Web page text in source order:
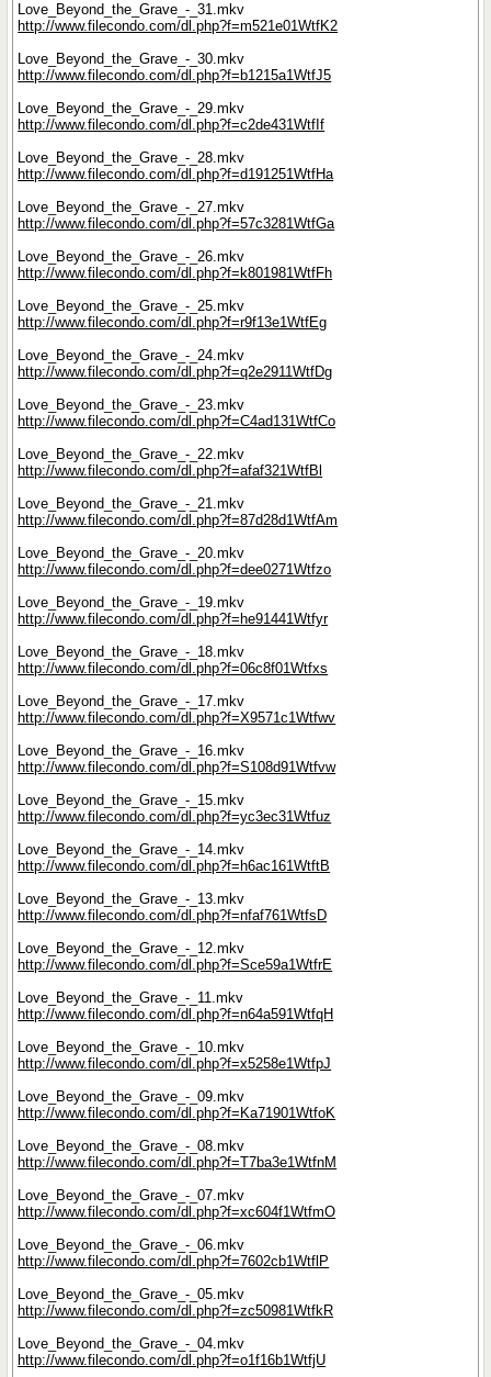
Love_Beyond_the_Grave_-_31.mkv
http://www.filecondo.com/dl.php?f=m521e01WtfK2
Love_Beyond_the_Grave_-_30.mkv
http://www.filecondo.com/dl.php?f=b1215a1WtfJ5
Love_Beyond_the_Grave_-_29.mkv
http://www.filecondo.com/dl.php?f=c2de431WtfIf
Love_Beyond_the_Grave_-_28.mkv
http://www.filecondo.com/dl.php?f=d191251WtfHa
Love_Beyond_the_Grave_-_27.mkv
http://www.filecondo.com/dl.php?f=57c3281WtfGa
Love_Beyond_the_Grave_-_26.mkv
http://www.filecondo.com/dl.php?f=k801981WtfFh
Love_Beyond_the_Grave_-_25.mkv
http://www.filecondo.com/dl.php?f=r9f13e1WtfEg
Love_Beyond_the_Grave_-_24.mkv
http://www.filecondo.com/dl.php?f=q2e2911WtfDg
Love_Beyond_the_Grave_-_23.mkv
http://www.filecondo.com/dl.php?f=C4ad131WtfCo
Love_Beyond_the_Grave_-_22.mkv
http://www.filecondo.com/dl.php?f=afaf321WtfBl
Love_Beyond_the_Grave_-_21.mkv
http://www.filecondo.com/dl.php?f=87d28d1WtfAm
Love_Beyond_the_Grave_-_20.mkv
http://www.filecondo.com/dl.php?f=dee0271Wtfzo
Love_Beyond_the_Grave_-_19.mkv
http://www.filecondo.com/dl.php?f=he91441Wtfyr
Love_Beyond_the_Grave_-_18.mkv
http://www.filecondo.com/dl.php?f=06c8f01Wtfxs
Love_Beyond_the_Grave_-_17.mkv
http://www.filecondo.com/dl.php?f=X9571c1Wtfwv
Love_Beyond_the_Grave_-_16.mkv
http://www.filecondo.com/dl.php?f=S108d91Wtfvw
Love_Beyond_the_Grave_-_15.mkv
http://www.filecondo.com/dl.php?f=yc3ec31Wtfuz
Love_Beyond_the_Grave_-_14.mkv
http://www.filecondo.com/dl.php?f=h6ac161WtftB
Love_Beyond_the_Grave_-_13.mkv
http://www.filecondo.com/dl.php?f=nfaf761WtfsD
Love_Beyond_the_Grave_-_12.mkv
http://www.filecondo.com/dl.php?f=Sce59a1WtfrE
Love_Beyond_the_Grave_-_11.mkv
http://www.filecondo.com/dl.php?f=n64a591WtfqH
Love_Beyond_the_Grave_-_10.mkv
http://www.filecondo.com/dl.php?f=x5258e1WtfpJ
Love_Beyond_the_Grave_-_09.mkv
http://www.filecondo.com/dl.php?f=Ka71901WtfoK
Love_Beyond_the_Grave_-_08.mkv
http://www.filecondo.com/dl.php?f=T7ba3e1WtfnM
Love_Beyond_the_Grave_-_07.mkv
http://www.filecondo.com/dl.php?f=xc604f1WtfmO
Love_Beyond_the_Grave_-_06.mkv
http://www.filecondo.com/dl.php?f=7602cb1WtflP
Love_Beyond_the_Grave_-_05.mkv
http://www.filecondo.com/dl.php?f=zc50981WtfkR
Love_Beyond_the_Grave_-_04.mkv
http://www.filecondo.com/dl.php?f=o1f16b1WtfjU